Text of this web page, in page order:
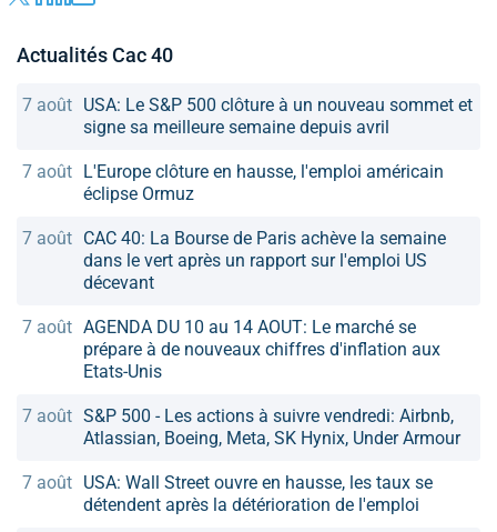
Actualités Cac 40
7 août USA: Le S&P 500 clôture à un nouveau sommet et
signe sa meilleure semaine depuis avril
7 août L'Europe clôture en hausse, l'emploi américain
éclipse Ormuz
7 août CAC 40: La Bourse de Paris achève la semaine
dans le vert après un rapport sur l'emploi US
décevant
7 août AGENDA DU 10 au 14 AOUT: Le marché se
prépare à de nouveaux chiffres d'inflation aux
Etats-Unis
7 août S&P 500 - Les actions à suivre vendredi: Airbnb,
Atlassian, Boeing, Meta, SK Hynix, Under Armour
7 août USA: Wall Street ouvre en hausse, les taux se
détendent après la détérioration de l'emploi